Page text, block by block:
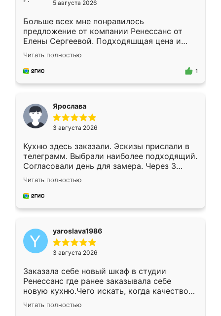
5 августа 2026
Больше всех мне понравилось
предложение от компании Ренессанс от
Елены Сергеевой. Подходяшщая цена и
короткие сроки изготовления. Приехавший
для замера сотрудник Владислав
предложил по моему эскизу самый
Читать полностью
1
Ярослава
3 августа 2026
Кухню здесь заказали. Эскизы прислали в
телеграмм. Выбрали наиболее подходящий.
Согласовали день для замера. Через 3
недели кухня была уже готова. Остались
довольны работой. Спасибо Ренессанс
мебель за качественную работу!
Читать полностью
yaroslava1986
3 августа 2026
Заказала себе новый шкаф в студии
Ренессанс где ранее заказывала себе
новую кухню.Чего искать, когда качеством
вполне довольна. Служит кухня уже почти
два года, нареканий нет.
Читать полностью